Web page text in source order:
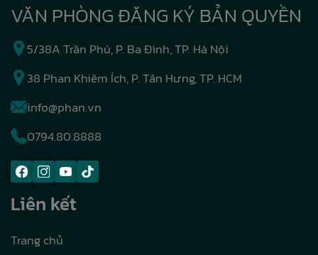
VĂN PHÒNG ĐĂNG KÝ BẢN QUYỀN
5/38A Trần Phú, P. Ba Đình, TP. Hà Nội
38 Phan Khiêm Ích, P. Tân Hưng, TP. HCM
info@phan.vn
0794.80.8888
Liên kết
Trang chủ